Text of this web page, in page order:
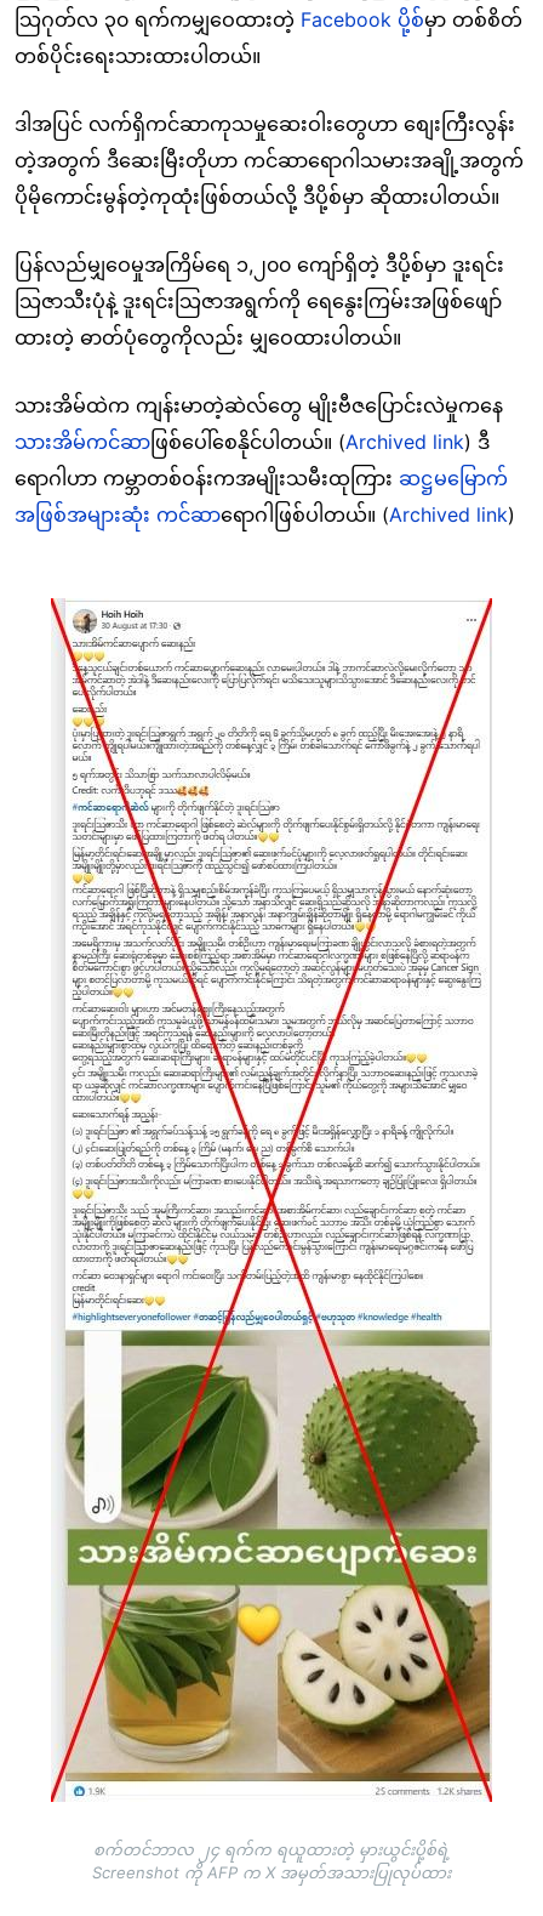
သြဂုတ်လ ၃၀ ရက်ကမျှဝေထားတဲ့ Facebook ပို့စ်မှာ တစ်စိတ်
တစ်ပိုင်းရေးသားထားပါတယ်။
ဒါအပြင် လက်ရှိကင်ဆာကုသမှုဆေးဝါးတွေဟာ စျေးကြီးလွန်း
တဲ့အတွက် ဒီဆေးမြီးတိုဟာ ကင်ဆာရောဂါသမားအချို့အတွက်
ပိုမိုကောင်းမွန်တဲ့ကုထုံးဖြစ်တယ်လို့ ဒီပို့စ်မှာ ဆိုထားပါတယ်။
ပြန်လည်မျှဝေမှုအကြိမ်ရေ ၁,၂၀၀ ကျော်ရှိတဲ့ ဒီပို့စ်မှာ ဒူးရင်း
သြဇာသီးပုံနဲ့ ဒူးရင်းသြဇာအရွက်ကို ရေနွေးကြမ်းအဖြစ်ဖျော်
ထားတဲ့ ဓာတ်ပုံတွေကိုလည်း မျှဝေထားပါတယ်။
သားအိမ်ထဲက ကျန်းမာတဲ့ဆဲလ်တွေ မျိုးဗီဇပြောင်းလဲမှုကနေ
သားအိမ်ကင်ဆာ ဖြစ်ပေါ်စေနိုင်ပါတယ်။ (Archived link) ဒီ
ရောဂါဟာ ကမ္ဘာတစ်ဝန်းကအမျိုးသမီးထုကြား ဆဋ္ဌမမြောက်
အဖြစ်အများဆုံး ကင်ဆာရောဂါဖြစ်ပါတယ်။ (Archived link)
Image
စက်တင်ဘာလ ၂၄ ရက်က ရယူထားတဲ့ မှားယွင်းပို့စ်ရဲ့
Screenshot ကို AFP က X အမှတ်အသားပြုလုပ်ထား